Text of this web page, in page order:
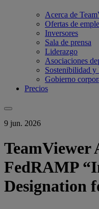
Acerca de
Ofertas de
Inversores
Sala de prensa
Liderazgo
Asociaciones
Sostenibilidad
Gobierno
Precios
9 jun. 2026
TeamViewer
FedRAMP
Designation